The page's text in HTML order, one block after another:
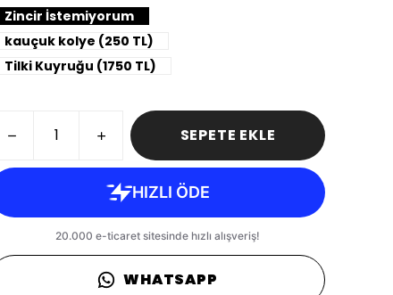
Zincir İstemiyorum
kauçuk kolye (250 TL)
Tilki Kuyruğu (1750 TL)
SEPETE EKLE
WHATSAPP